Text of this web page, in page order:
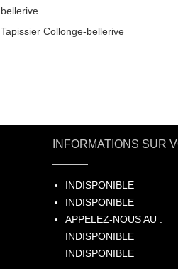
bellerive
Tapissier Collonge-bellerive
INFORMATIONS SUR
INDISPONIBLE
INDISPONIBLE
APPELEZ-NOUS AU :
INDISPONIBLE
INDISPONIBLE